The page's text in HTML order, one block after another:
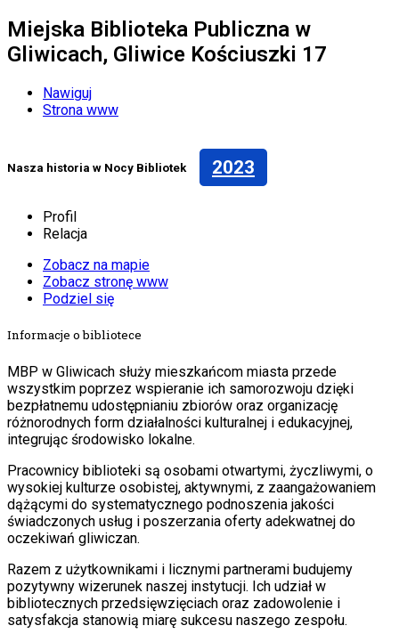
Miejska Biblioteka Publiczna w
Gliwicach, Gliwice Kościuszki 17
Nawiguj
Strona www
Nasza historia w Nocy Bibliotek 2023
Profil
Relacja
Zobacz na mapie
Zobacz stronę www
Podziel się
Informacje o bibliotece
MBP w Gliwicach służy mieszkańcom miasta przede
wszystkim poprzez wspieranie ich samorozwoju dzięki
bezpłatnemu udostępnianiu zbiorów oraz organizację
różnorodnych form działalności kulturalnej i edukacyjnej,
integrując środowisko lokalne.
Pracownicy biblioteki są osobami otwartymi, życzliwymi, o
wysokiej kulturze osobistej, aktywnymi, z zaangażowaniem
dążącymi do systematycznego podnoszenia jakości
świadczonych usług i poszerzania oferty adekwatnej do
oczekiwań gliwiczan.
Razem z użytkownikami i licznymi partnerami budujemy
pozytywny wizerunek naszej instytucji. Ich udział w
bibliotecznych przedsięwzięciach oraz zadowolenie i
satysfakcja stanowią miarę sukcesu naszego zespołu.